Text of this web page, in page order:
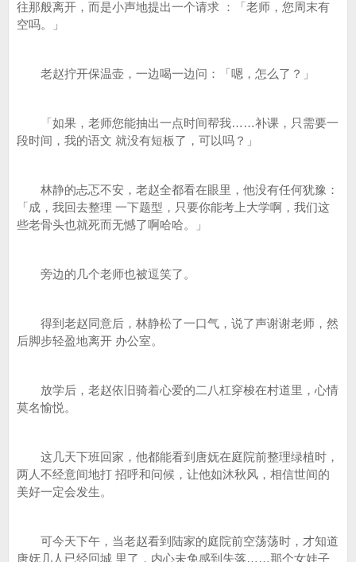
往那般离开，而是小声地提出一个请求 ：「老师，您周末有
空吗。」
老赵拧开保温壶，一边喝一边问：「嗯，怎么了？」
「如果，老师您能抽出一点时间帮我……补课，只需要一
段时间，我的语文 就没有短板了，可以吗？」
林静的忐忑不安，老赵全都看在眼里，他没有任何犹豫：
「成，我回去整理 一下题型，只要你能考上大学啊，我们这
些老骨头也就死而无憾了啊哈哈。」
旁边的几个老师也被逗笑了。
得到老赵同意后，林静松了一口气，说了声谢谢老师，然
后脚步轻盈地离开 办公室。
放学后，老赵依旧骑着心爱的二八杠穿梭在村道里，心情
莫名愉悦。
这几天下班回家，他都能看到唐妩在庭院前整理绿植时，
两人不经意间地打 招呼和问候，让他如沐秋风，相信世间的
美好一定会发生。
可今天下午，当老赵看到陆家的庭院前空荡荡时，才知道
唐妩几人已经回城 里了，内心未免感到失落……那个女娃子